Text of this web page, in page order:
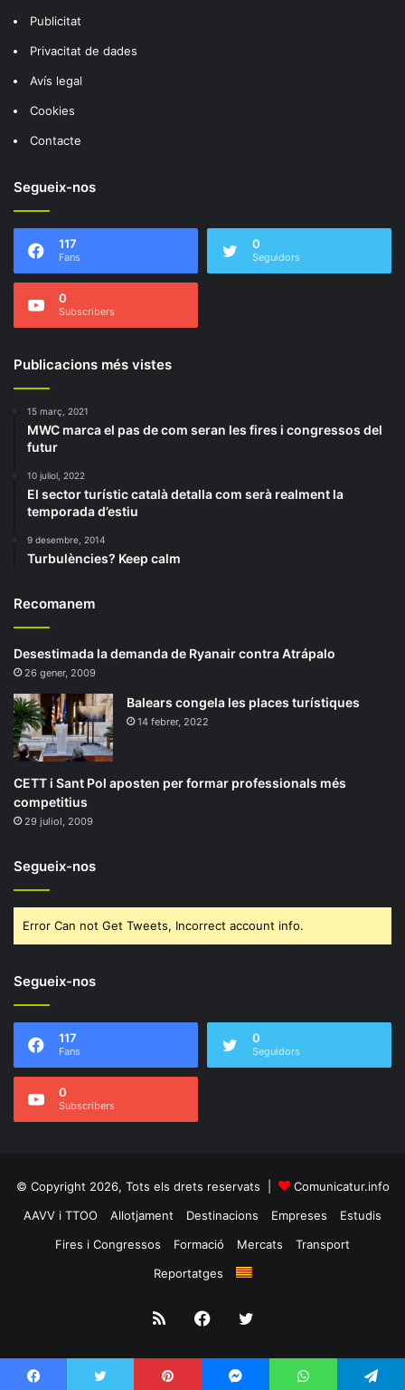
Publicitat
Privacitat de dades
Avís legal
Cookies
Contacte
Segueix-nos
117
Fans
0
Seguidors
0
Subscribers
Publicacions més vistes
15 març, 2021
MWC marca el pas de com seran les fires i congressos del
futur
10 juliol, 2022
El sector turístic català detalla com serà realment la
temporada d’estiu
9 desembre, 2014
Turbulències? Keep calm
Recomanem
Desestimada la demanda de Ryanair contra Atrápalo
26 gener, 2009
Balears congela les places turístiques
14 febrer, 2022
CETT i Sant Pol aposten per formar professionals més
competitius
29 juliol, 2009
Segueix-nos
Error Can not Get Tweets, Incorrect account info.
Segueix-nos
117
Fans
0
Seguidors
0
Subscribers
© Copyright 2026, Tots els drets reservats |
Comunicatur.info
AAVV i TTOO
Allotjament Destinacions Empreses
Estudis
Fires i Congressos
Formació Mercats
Transport
Reportatges
RSS Facebook